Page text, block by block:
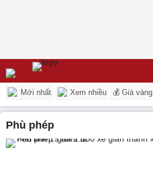
Mới nhất Xem nhiều 💰 Giá vàng
phù phép